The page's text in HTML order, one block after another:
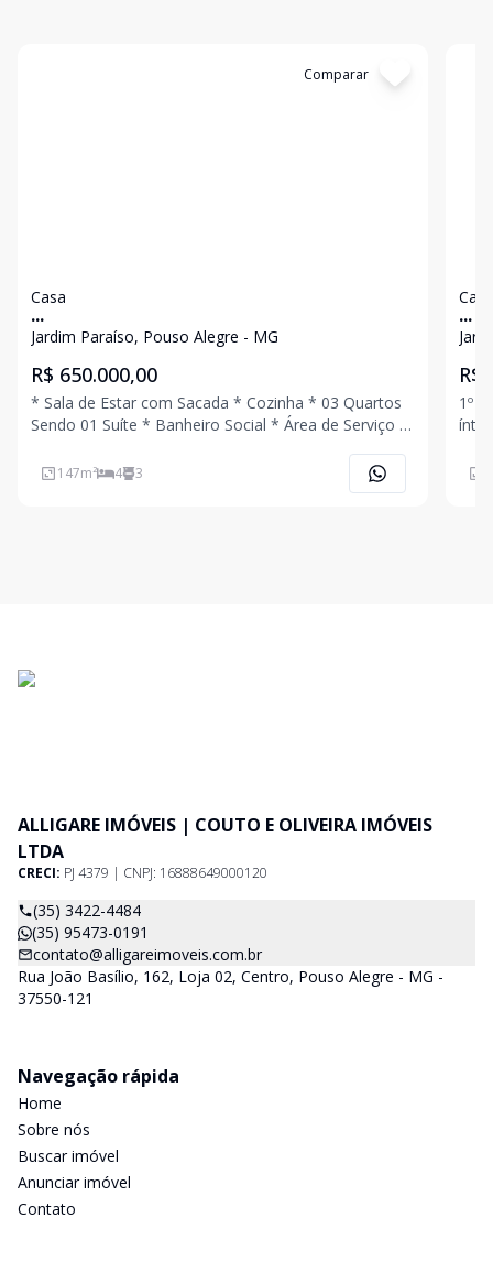
Comparar
Casa
...
Jardim Paraíso, Pouso Alegre - MG
R$ 650.000,00
* Sala de Estar com Sacada * Cozinha * 03 Quartos
Sendo 01 Suíte * Banheiro Social * Área de Serviço *
Quarto e 01 Banheiro * 02 Vagas de Garagem Ligue
147m² 4 3
Casa
...
R$
1º Pavimento *
íntima * Cozinha Planejada com
Pavimento *
ALLIGARE IMÓVEIS | COUTO E OLIVEIRA IMÓVEIS
LTDA
CRECI: PJ 4379 | CNPJ: 16888649000120
(35) 3422-4484
(35) 95473-0191
contato@alligareimoveis.com.br
Rua João Basílio, 162, Loja 02, Centro, Pouso Alegre - MG -
37550-121
Navegação rápida
Home
Sobre nós
Buscar imóvel
Anunciar imóvel
Contato